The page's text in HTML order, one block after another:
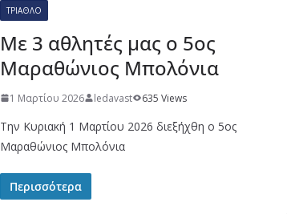
ΤΡΊΑΘΛΟ
Με 3 αθλητές μας ο 5ος
Μαραθώνιος Μπολόνια
1 Μαρτίου 2026 ledavast 635 Views
Την Κυριακή 1 Μαρτίου 2026 διεξήχθη ο 5ος
Μαραθώνιος Μπολόνια
Περισσότερα